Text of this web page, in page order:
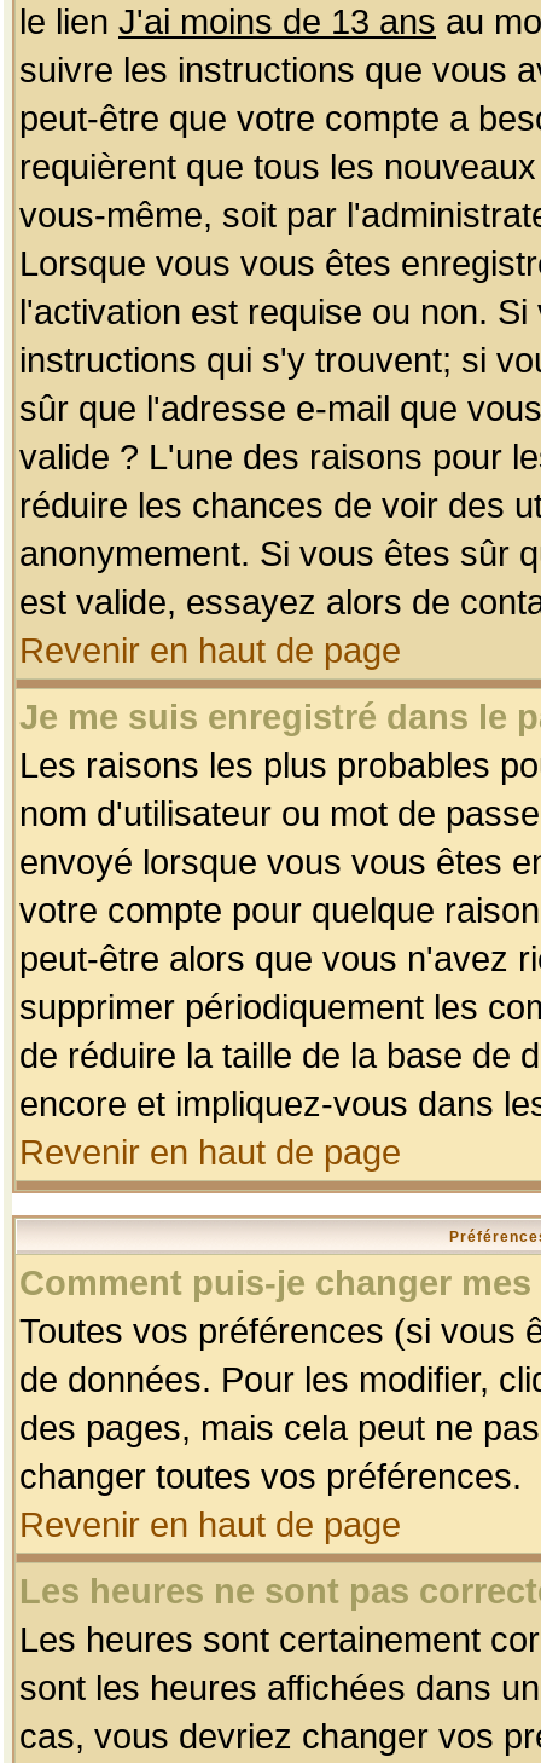
le lien J'ai moins de 13 ans au
suivre les instructions que vous
peut-être que votre compte a
requièrent que tous les
vous-même, soit par
Lorsque vous vous êtes
l'activation est requise ou non.
instructions qui s'y trouvent; si
sûr que l'adresse e-mail que
valide ? L'une des raisons pour
réduire les chances de voir des
anonymement. Si vous êtes sûr
est valide, essayez alors de
Revenir en haut de page
Je me suis enregistré dans le
Les raisons les plus probables
nom d'utilisateur ou mot de
envoyé lorsque vous vous êtes
votre compte pour quelque
peut-être alors que vous n'avez
supprimer périodiquement les
de réduire la taille de la base de
encore et impliquez-vous dans
Revenir en haut de page
Comment puis-je changer
Toutes vos préférences (si vous
de données. Pour les modifier,
des pages, mais cela peut ne
changer toutes vos préférences.
Revenir en haut de page
Les heures ne sont pas
Les heures sont certainement
sont les heures affichées dans
cas, vous devriez changer vos